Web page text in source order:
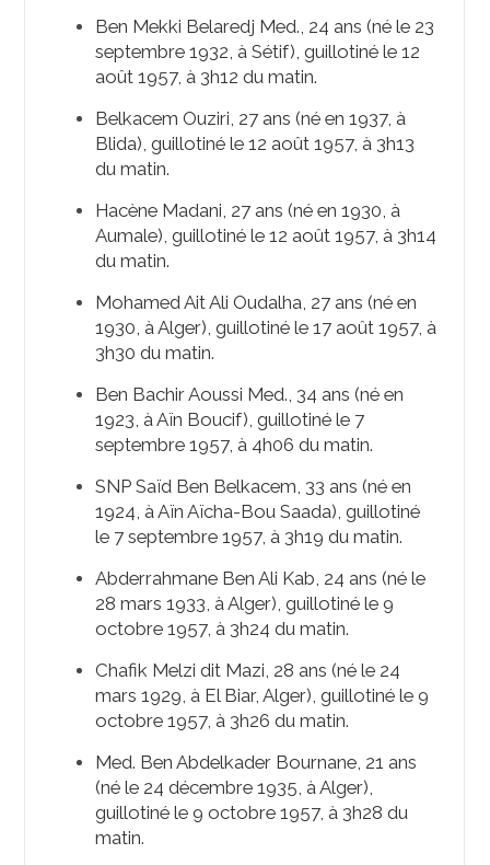
Ben Mekki Belaredj Med., 24 ans (né le 23
septembre 1932, à Sétif), guillotiné le 12
août 1957, à 3h12 du matin.
Belkacem Ouziri, 27 ans (né en 1937, à
Blida), guillotiné le 12 août 1957, à 3h13
du matin.
Hacène Madani, 27 ans (né en 1930, à
Aumale), guillotiné le 12 août 1957, à 3h14
du matin.
Mohamed Ait Ali Oudalha, 27 ans (né en
1930, à Alger), guillotiné le 17 août 1957, à
3h30 du matin.
Ben Bachir Aoussi Med., 34 ans (né en
1923, à Aïn Boucif), guillotiné le 7
septembre 1957, à 4h06 du matin.
SNP Saïd Ben Belkacem, 33 ans (né en
1924, à Aïn Aïcha-Bou Saada), guillotiné
le 7 septembre 1957, à 3h19 du matin.
Abderrahmane Ben Ali Kab, 24 ans (né le
28 mars 1933, à Alger), guillotiné le 9
octobre 1957, à 3h24 du matin.
Chafik Melzi dit Mazi, 28 ans (né le 24
mars 1929, à El Biar, Alger), guillotiné le 9
octobre 1957, à 3h26 du matin.
Med. Ben Abdelkader Bournane, 21 ans
(né le 24 décembre 1935, à Alger),
guillotiné le 9 octobre 1957, à 3h28 du
matin.